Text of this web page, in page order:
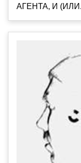
АГЕНТА, И